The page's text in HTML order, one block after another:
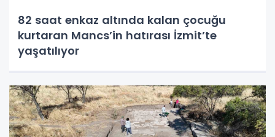
82 saat enkaz altında kalan çocuğu
kurtaran Mancs’in hatırası İzmit’te
yaşatılıyor